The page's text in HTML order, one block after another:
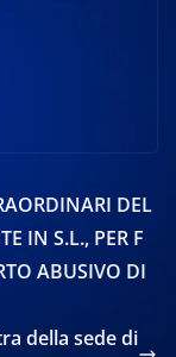
DEL
IN S.L., PER F
ABUSIVO DI
della sede di